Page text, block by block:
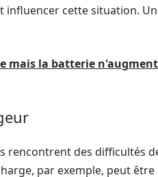
influencer cette situation.
mais la batterie
des difficultés
par exemple, peut